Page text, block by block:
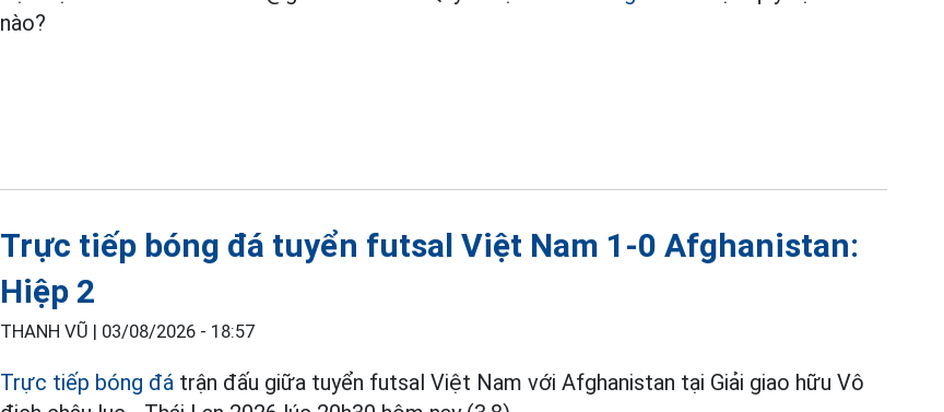
nào?
Trực tiếp bóng đá tuyển futsal Việt Nam 1-0 Afghanistan:
Hiệp 2
THANH VŨ | 03/08/2026 - 18:57
Trực tiếp bóng đá trận đấu giữa tuyển futsal Việt Nam với Afghanistan tại Giải giao hữu Vô